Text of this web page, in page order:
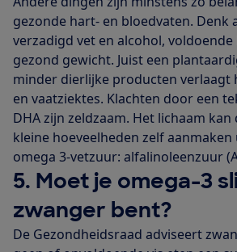
gezonde hart- en bloedvaten. Denk
verzadigd vet en alcohol,
gezond gewicht. Juist een
minder dierlijke producten verlaagt
en vaatziektes. Klachten door een
DHA zijn zeldzaam. Het lichaam
kleine hoeveelheden zelf
omega 3-vetzuur: alfalinoleenzuur
5. Moet je omega-3
zwanger bent?
De Gezondheidsraad adviseert